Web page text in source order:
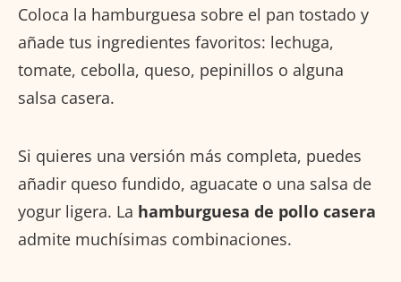
Coloca la hamburguesa sobre el pan tostado y
añade tus ingredientes favoritos: lechuga,
tomate, cebolla, queso, pepinillos o alguna
salsa casera.
Si quieres una versión más completa, puedes
añadir queso fundido, aguacate o una salsa de
yogur ligera. La hamburguesa de pollo casera
admite muchísimas combinaciones.